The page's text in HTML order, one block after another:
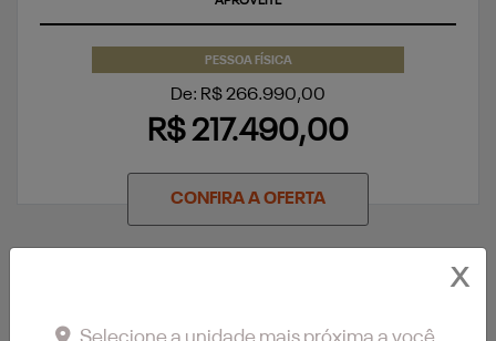
PESSOA FÍSICA
De: R$ 266.990,00
R$ 217.490,00
CONFIRA A OFERTA
X